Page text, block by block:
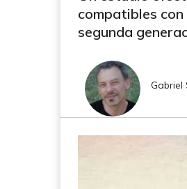
compatibles
segunda
Gabriel